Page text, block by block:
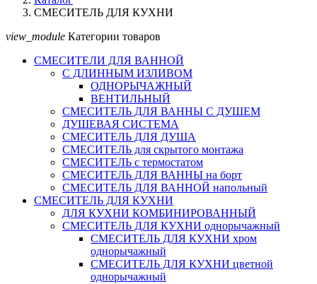
СМЕСИТЕЛЬ ДЛЯ КУХНИ
view_module Категории товаров
СМЕСИТЕЛИ ДЛЯ ВАННОЙ
С ДЛИННЫМ ИЗЛИВОМ
ОДНОРЫЧАЖНЫЙ
ВЕНТИЛЬНЫЙ
СМЕСИТЕЛЬ ДЛЯ ВАННЫ С ДУШЕМ
ДУШЕВАЯ СИСТЕМА
СМЕСИТЕЛЬ ДЛЯ ДУША
СМЕСИТЕЛЬ для скрытого монтажа
СМЕСИТЕЛЬ с термостатом
СМЕСИТЕЛЬ ДЛЯ ВАННЫ на борт
СМЕСИТЕЛЬ ДЛЯ ВАННОЙ напольный
СМЕСИТЕЛЬ ДЛЯ КУХНИ
ДЛЯ КУХНИ КОМБИНИРОВАННЫЙ
СМЕСИТЕЛЬ ДЛЯ КУХНИ однорычажный
СМЕСИТЕЛЬ ДЛЯ КУХНИ хром
однорычажный
СМЕСИТЕЛЬ ДЛЯ КУХНИ цветной
однорычажный